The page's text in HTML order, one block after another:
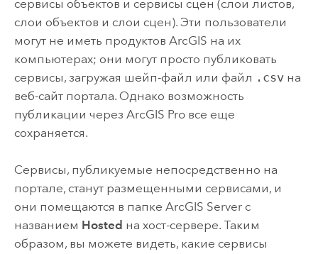
сервисы объектов и сервисы сцен (слои листов,
слои объектов и слои сцен). Эти пользователи
могут не иметь продуктов ArcGIS на их
компьютерах; они могут просто публиковать
сервисы, загружая шейп-файл или файл .csvна
веб-сайт портала. Однако возможность
публикации через ArcGIS Proвсе еще
сохраняется.
Сервисы, публикуемые непосредственно на
портале, станут размещенными сервисами, и
они помещаются в папке ArcGIS Serverс
названием Hosted на хост-сервере. Таким
образом, вы можете видеть, какие сервисы